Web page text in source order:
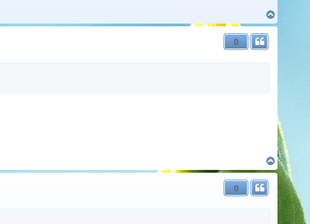
о
0
Д
о
г
и
0